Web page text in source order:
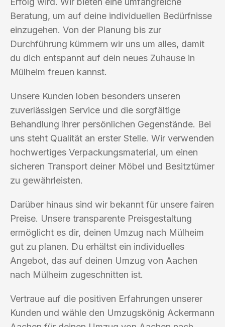
Beratung, um auf deine individuellen Bedürfnisse
einzugehen. Von der Planung bis zur
Durchführung kümmern wir uns um alles, damit
du dich entspannt auf dein neues Zuhause in
Mülheim freuen kannst.
Unsere Kunden loben besonders unseren
zuverlässigen Service und die sorgfältige
Behandlung ihrer persönlichen Gegenstände. Bei
uns steht Qualität an erster Stelle. Wir verwenden
hochwertiges Verpackungsmaterial, um einen
sicheren Transport deiner Möbel und Besitztümer
zu gewährleisten.
Darüber hinaus sind wir bekannt für unsere fairen
Preise. Unsere transparente Preisgestaltung
ermöglicht es dir, deinen Umzug nach Mülheim
gut zu planen. Du erhältst ein individuelles
Angebot, das auf deinen Umzug von Aachen
nach Mülheim zugeschnitten ist.
Vertraue auf die positiven Erfahrungen unserer
Kunden und wähle den Umzugskönig Ackermann